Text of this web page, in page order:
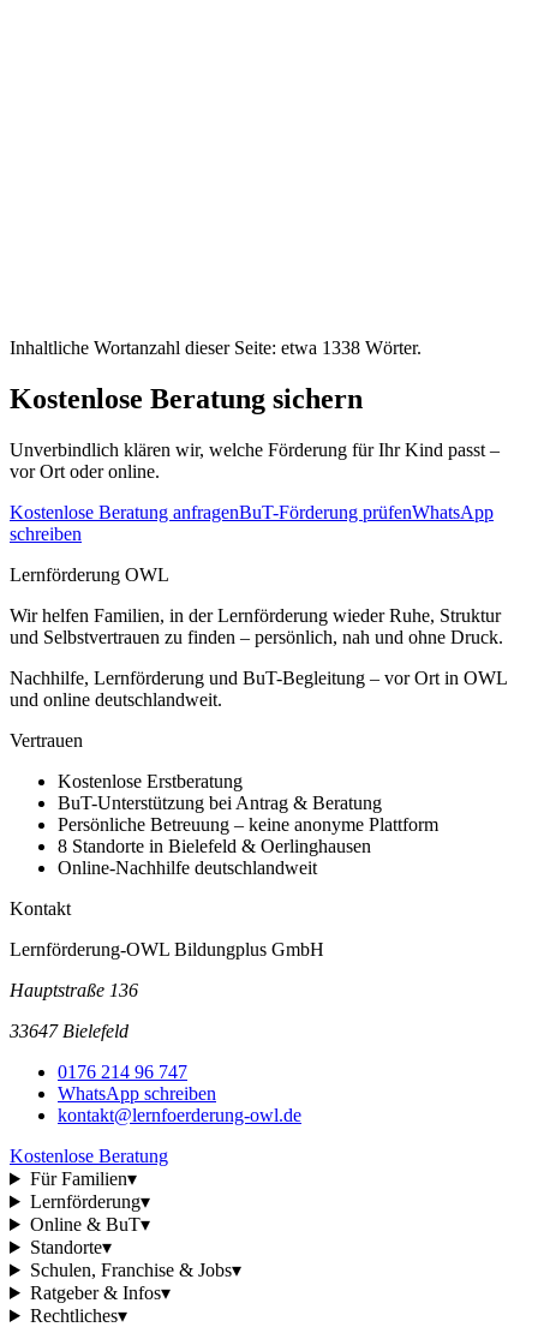
Inhaltliche Wortanzahl dieser Seite: etwa 1338 Wörter.
Kostenlose Beratung sichern
Unverbindlich klären wir, welche Förderung für Ihr Kind passt –
vor Ort oder online.
Kostenlose Beratung anfragenBuT-Förderung prüfenWhatsApp
schreiben
Lernförderung OWL
Wir helfen Familien, in der Lernförderung wieder Ruhe, Struktur
und Selbstvertrauen zu finden – persönlich, nah und ohne Druck.
Nachhilfe, Lernförderung und BuT-Begleitung – vor Ort in OWL
und online deutschlandweit.
Vertrauen
Kostenlose Erstberatung
BuT-Unterstützung bei Antrag & Beratung
Persönliche Betreuung – keine anonyme Plattform
8 Standorte in Bielefeld & Oerlinghausen
Online-Nachhilfe deutschlandweit
Kontakt
Lernförderung-OWL Bildungplus GmbH
Hauptstraße 136
33647 Bielefeld
0176 214 96 747
WhatsApp schreiben
kontakt@lernfoerderung-owl.de
Kostenlose Beratung
Für Familien▾
Lernförderung▾
Online & BuT▾
Standorte▾
Schulen, Franchise & Jobs▾
Ratgeber & Infos▾
Rechtliches▾